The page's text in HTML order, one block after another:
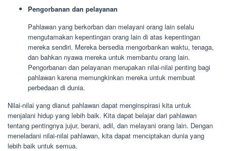
Pengorbanan dan pelayanan
Pahlawan yang berkorban dan melayani orang lain selalu
mengutamakan kepentingan orang lain di atas kepentingan
mereka sendiri. Mereka bersedia mengorbankan waktu, tenaga,
dan bahkan nyawa mereka untuk membantu orang lain.
Pengorbanan dan pelayanan merupakan nilai-nilai penting bagi
pahlawan karena memungkinkan mereka untuk membuat
perbedaan di dunia.
Nilai-nilai yang dianut pahlawan dapat menginspirasi kita untuk
menjalani hidup yang lebih baik. Kita dapat belajar dari pahlawan
tentang pentingnya jujur, berani, adil, dan melayani orang lain. Dengan
meneladani nilai-nilai pahlawan, kita dapat menciptakan dunia yang
lebih baik untuk semua.